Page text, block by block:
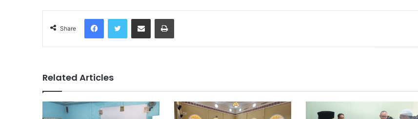
Share
Related Articles